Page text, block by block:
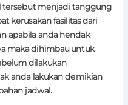
tersebut menjadi tanggung
kerusakan fasilitas dari
apabila anda hendak
maka dihimbau untuk
dilakukan
anda lakukan demikian
jadwal.